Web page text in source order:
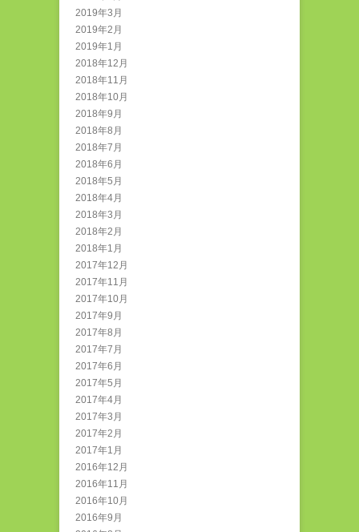
2019年3月
2019年2月
2019年1月
2018年12月
2018年11月
2018年10月
2018年9月
2018年8月
2018年7月
2018年6月
2018年5月
2018年4月
2018年3月
2018年2月
2018年1月
2017年12月
2017年11月
2017年10月
2017年9月
2017年8月
2017年7月
2017年6月
2017年5月
2017年4月
2017年3月
2017年2月
2017年1月
2016年12月
2016年11月
2016年10月
2016年9月